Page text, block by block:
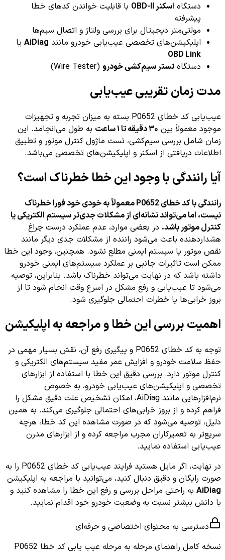
دستگاه اسکنر OBD-II
با قابلیت خواندن کدهای خطا
پیشرفته
مولتی‌متر دیجیتال برای بررسی ولتاژ و اتصال سیم‌ها
اپلیکیشن‌های تخصصی عیب‌یابی خودرو مانند AiDiag یا
OBD Link
دستگاه تستر سیم‌کشی خودرو (Wire Tester)
مدت زمان تقریبی عیب‌یابی
عیب‌یابی کد خطای P0652 بسته به میزان تجربه و تجهیزات
موجود معمولاً بین ۳۰ دقیقه تا ۱ ساعت
به طول می‌انجامد. این
زمان شامل بررسی سیم‌کشی، تست ماژول کنترل موتور و تطبیق
اطلاعات دریافتی از اسکنر و اپلیکیشن‌های تخصصی می‌باشد.
آیا رانندگی با وجود این خطا خطرناک است؟
رانندگی با کد خطای P0652 معمولاً به خودی خود فورا خطرناک
نیست، اما می‌تواند نشانه‌ای از مشکلات جدی‌تر سیستم الکتریکی یا
کنترل موتور باشد. در بعضی موارد، عدم عملکرد درست چراغ
هشداردهنده باعث می‌شود راننده از مشکلات جدی دیگر مانند
نقص موتور یا سیستم ایمنی مطلع نشود. همچنین، وجود این خطا
ممکن است تاثیرات جانبی بر عملکرد سیستم‌های ایمنی خودرو
داشته باشد که در نهایت می‌تواند خطرناک باشد. بنابراین، توصیه
می‌شود تا عیب‌یابی و رفع مشکل در اسرع وقت انجام شود تا از
بروز خرابی‌ها یا خطرات احتمالی جلوگیری شود.
اهمیت بررسی این خطا و مراجعه به اپلیکیشن
توجه به کد خطای P0652 و پیگیری رفع آن، نقش بسیار مهمی در
حفظ سلامت خودرو و افزایش عمر مفید سیستم‌های الکتریکی و
کنترل موتور دارد. بررسی دقیق این خطا با استفاده از ابزارهای
تخصصی و اپلیکیشن‌های عیب‌یابی خودرو، به خصوص
نرم‌افزارهایی مانند AiDiag، امکان تشخیص علت دقیق مشکل را
فراهم کرده و از بروز خرابی‌های احتمالی جلوگیری می‌کند. به همین
دلیل، توصیه می‌شود که در صورت مشاهده این کد خطا، هرچه
سریع‌تر به تعمیرکاران مجرب مراجعه کرده و از ابزارهای مدرن
عیب‌یابی استفاده نمایید.
در نهایت، اگر مایل هستید فرایند عیب‌یابی کد خطای P0652 را به
صورت رایگان و دقیق دنبال کنید، می‌توانید با مراجعه به اپلیکیشن
AiDiag به راحتی مراحل بررسی و رفع این خطا را مشاهده کنید و
با دانش بیشتر نسبت به وضعیت خودرو خود اقدام نمایید.
دسترسی به محتوای اختصاصی و حرفه‌ای
نسخه کامل راهنمای مرحله به مرحله عیب یابی کد خطا P0652